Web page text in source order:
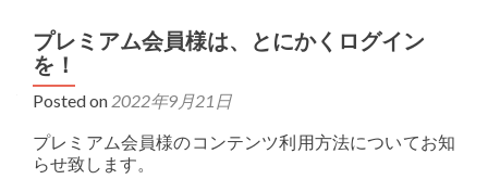
プレミアム会員様は、とにかくログイン
を！
Posted on 2022年9月21日
プレミアム会員様のコンテンツ利用方法についてお知
らせ致します。